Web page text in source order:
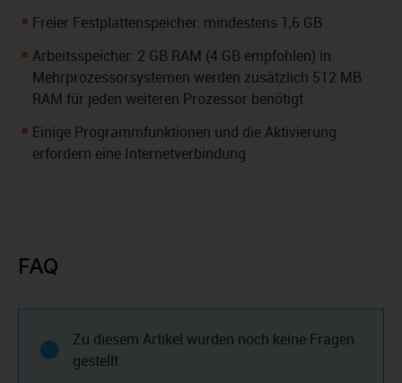
Freier Festplattenspeicher: mindestens 1,6 GB
Arbeitsspeicher: 2 GB RAM (4 GB empfohlen) in
Mehrprozessorsystemen werden zusätzlich 512 MB
RAM für jeden weiteren Prozessor benötigt
Einige Programmfunktionen und die Aktivierung
erfordern eine Internetverbindung
FAQ
Zu diesem Artikel wurden noch keine Fragen
gestellt.